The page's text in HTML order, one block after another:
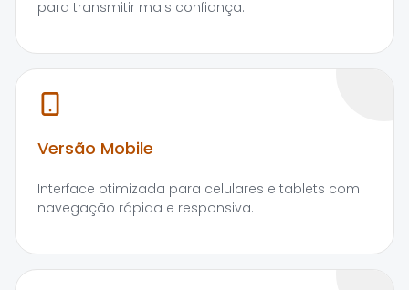
para transmitir mais confiança.
Versão Mobile
Interface otimizada para celulares e tablets com
navegação rápida e responsiva.